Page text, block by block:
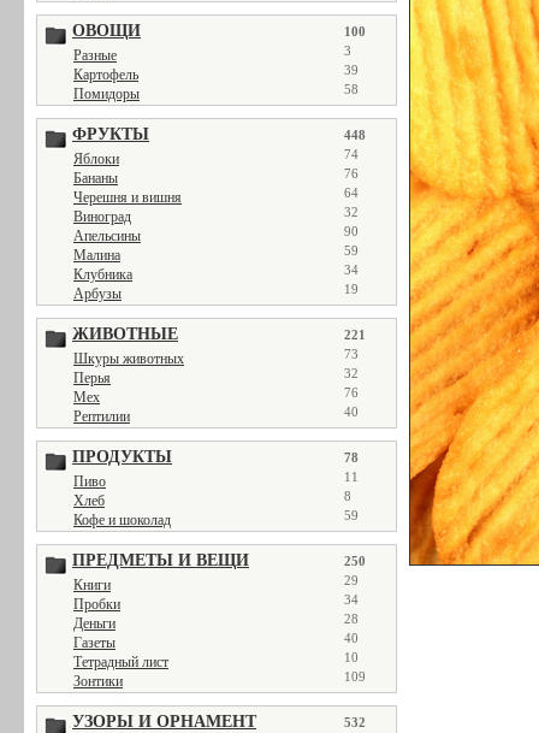
ОВОЩИ 100
Разные 3
Картофель 39
Помидоры 58
ФРУКТЫ 448
Яблоки 74
Бананы 76
Черешня и вишня 64
Виноград 32
Апельсины 90
Малина 59
Клубника 34
Арбузы 19
ЖИВОТНЫЕ 221
Шкуры животных 73
Перья 32
Мех 76
Рептилии 40
ПРОДУКТЫ 78
Пиво 11
Хлеб 8
Кофе и шоколад 59
ПРЕДМЕТЫ И ВЕЩИ 250
Книги 29
Пробки 34
Деньги 28
Газеты 40
Тетрадный лист 10
Зонтики 109
УЗОРЫ И ОРНАМЕНТ 532